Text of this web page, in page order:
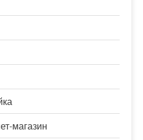
магазин